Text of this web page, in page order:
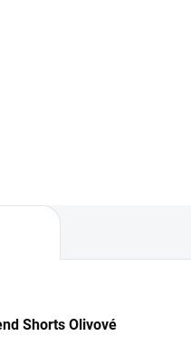
Shorts Olivové